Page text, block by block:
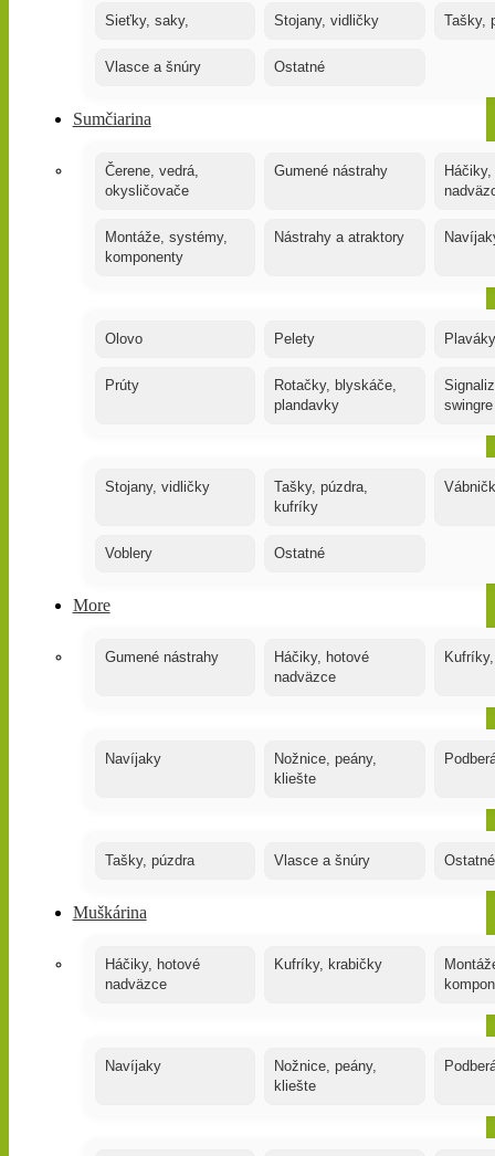
Sieťky, saky, Stojany, vidličky Tašky,
Vlasce a šnúry Ostatné
Sumčiarina
Čerene, vedrá,
okysličovače
Gumené nástrahy
Montáže, systémy,
komponenty
Nástrahy a atraktory
Olovo Pelety
Prúty
Rotačky, blyskáče,
plandavky
swingre
Stojany, vidličky
Tašky, púzdra,
kufríky
Voblery Ostatné
More
Gumené nástrahy
Háčiky, hotové
nadväzce
Navíjaky
Nožnice, peány,
kliešte
Tašky, púzdra Vlasce a šnúry Ostatné
Muškárina
Háčiky, hotové
nadväzce
Kufríky, krabičky
Navíjaky
Nožnice, peány,
kliešte